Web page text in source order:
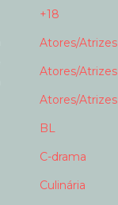
+18
Atores/
Atores/
Atores/
BL
C-drama
Culinária